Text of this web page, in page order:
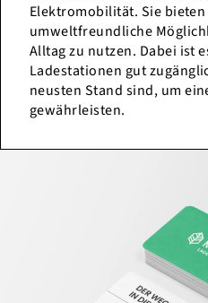
Elektromobilität. Sie
umweltfreundliche
Alltag zu nutzen. Dabei ist
Ladestationen gut
neusten Stand sind, um
gewährleisten.